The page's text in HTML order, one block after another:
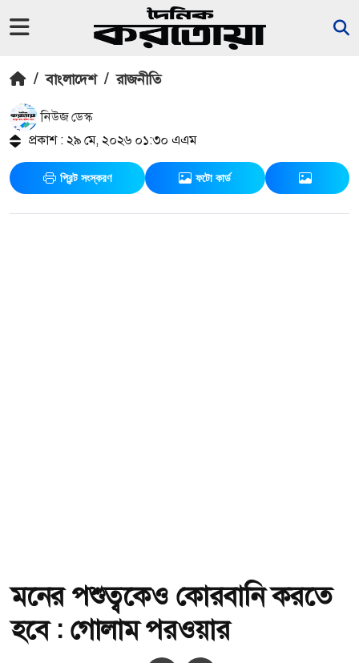
/ বাংলাদেশ / রাজনীতি
নিউজ ডেস্ক
প্রকাশ : ২৯ মে, ২০২৬ ০১:৩০ এএম
প্রিন্ট সংস্করণ ফটো কার্ড
মনের পশুত্বকেও কোরবানি করতে
হবে : গোলাম পরওয়ার